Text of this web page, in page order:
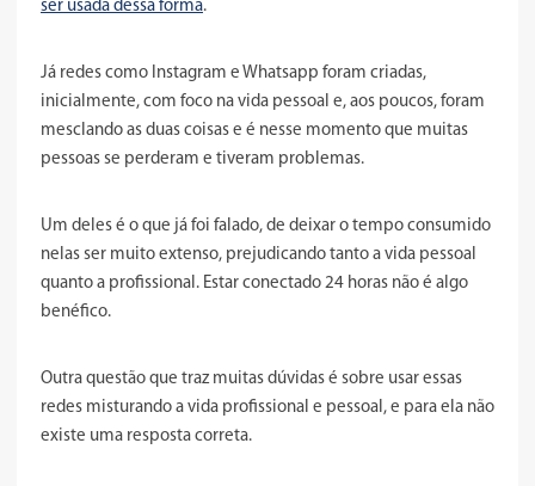
ser usada dessa forma.
Já redes como Instagram e Whatsapp foram criadas,
inicialmente, com foco na vida pessoal e, aos poucos, foram
mesclando as duas coisas e é nesse momento que muitas
pessoas se perderam e tiveram problemas.
Um deles é o que já foi falado, de deixar o tempo consumido
nelas ser muito extenso, prejudicando tanto a vida pessoal
quanto a profissional. Estar conectado 24 horas não é algo
benéfico.
Outra questão que traz muitas dúvidas é sobre usar essas
redes misturando a vida profissional e pessoal, e para ela não
existe uma resposta correta.